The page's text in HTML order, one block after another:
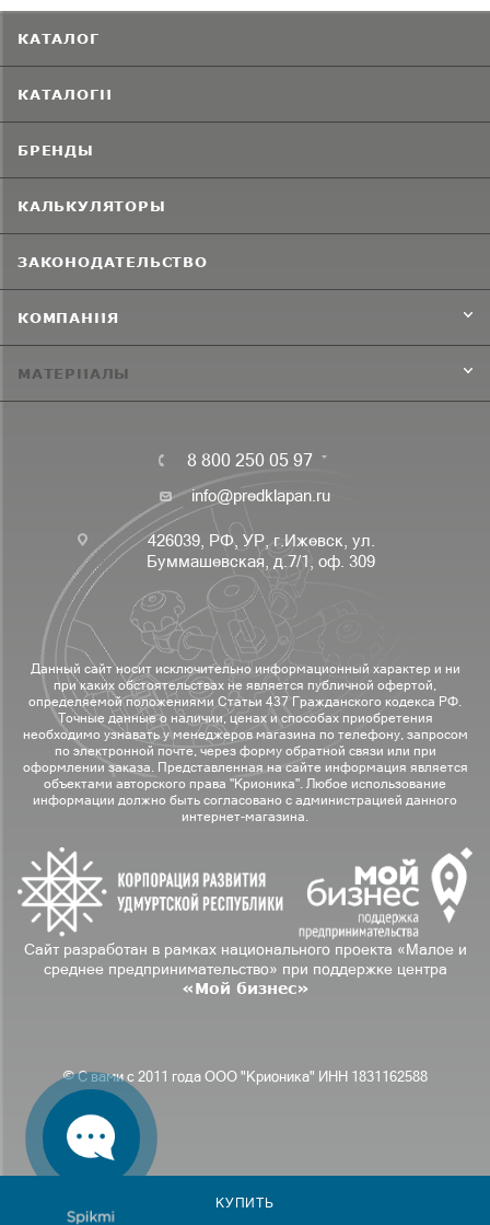
КУПИТЬ
КАТАЛОГ
КАТАЛОГИ
БРЕНДЫ
КАЛЬКУЛЯТОРЫ
ЗАКОНОДАТЕЛЬСТВО
КОМПАНИЯ
МАТЕРИАЛЫ
8 800 250 05 97
info@predklapan.ru
426039, РФ, УР, г.Ижевск, ул.
Буммашевская, д.7/1, оф. 309
Данный сайт носит исключительно информационный характер и ни
при каких обстоятельствах не является публичной офертой,
определяемой положениями Статьи 437 Гражданского кодекса РФ.
Точные данные о наличии, ценах и способах приобретения
необходимо узнавать у менеджеров магазина по телефону, запросом
по электронной почте, через форму обратной связи или при
оформлении заказа. Представленная на сайте информация является
объектами авторского права "Крионика". Любое использование
информации должно быть согласовано с администрацией данного
интернет-магазина.
Сайт разработан в рамках национального проекта «Малое и
среднее предпринимательство» при поддержке центра
«Мой бизнес»
© С вами с 2011 года ООО "Крионика" ИНН 1831162588